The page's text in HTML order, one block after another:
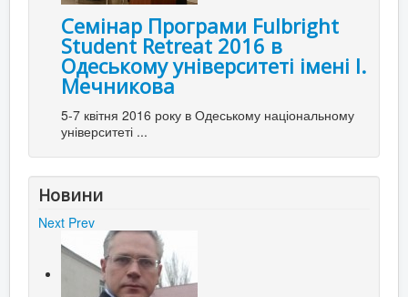
Семінар Програми Fulbright
Student Retreat 2016 в
Одеському університеті імені І.
Мечникова
5-7 квітня 2016 року в Одеському національному
університеті ...
Новини
Next Prev